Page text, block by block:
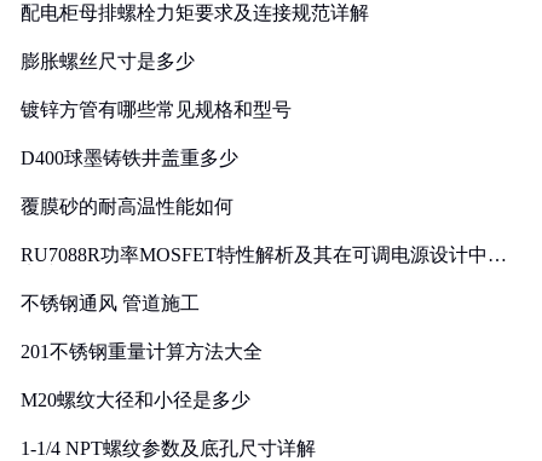
配电柜母排螺栓力矩要求及连接规范详解
膨胀螺丝尺寸是多少
镀锌方管有哪些常见规格和型号
D400球墨铸铁井盖重多少
覆膜砂的耐高温性能如何
RU7088R功率MOSFET特性解析及其在可调电源设计中的
不锈钢通风 管道施工
201不锈钢重量计算方法大全
M20螺纹大径和小径是多少
1-1/4 NPT螺纹参数及底孔尺寸详解